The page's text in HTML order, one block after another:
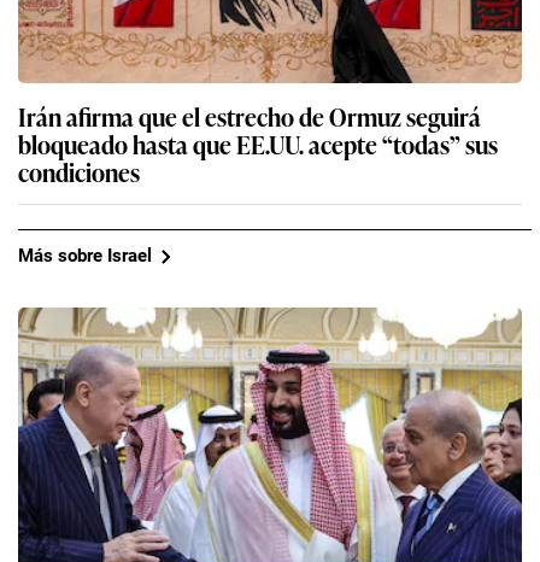
Irán afirma que el estrecho de Ormuz seguirá
bloqueado hasta que EE.UU. acepte “todas” sus
condiciones
Más sobre Israel